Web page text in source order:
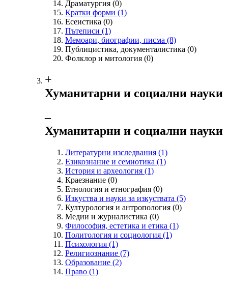
Драматургия (0)
Кратки форми (1)
Есеистика (0)
Пътеписи (1)
Мемоари, биографии, писма (8)
Публицистика, документалистика (0)
Фолклор и митология (0)
+
Хуманитарни и социални науки
‒
Хуманитарни и социални науки
Литературни изследвания (1)
Езикознание и семиотика (1)
История и археология (1)
Краезнание (0)
Етнология и етнография (0)
Изкуства и науки за изкуствата (5)
Културология и антропология (0)
Медии и журналистика (0)
Философия, естетика и етика (1)
Политология и социология (1)
Психология (1)
Религиознание (7)
Образование (2)
Право (1)